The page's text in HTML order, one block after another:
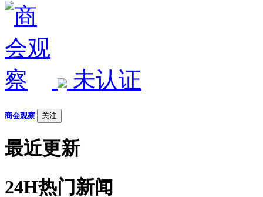
未认证
商会观察 关注
最近更新
24H热门新闻